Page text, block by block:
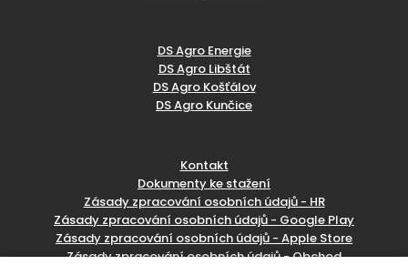
DS Agro Energie
DS Agro Libštát
DS Agro Košťálov
DS Agro Kunčice
Kontakt
Dokumenty ke stažení
Zásady zpracování osobních údajů - HR
Zásady zpracování osobních údajů - Google Play
Zásady zpracování osobních údajů - Apple Store
Zásady zpracování osobních údajů - Obchod